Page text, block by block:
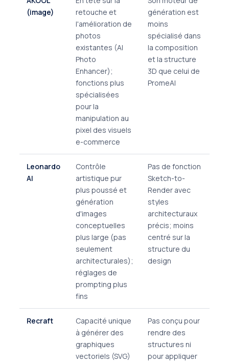
(image)
retouche et
l'amélioration de
photos
existantes (AI
Photo
Enhancer);
fonctions plus
spécialisées
pour la
manipulation au
pixel des visuels
e-commerce
génération est
moins
spécialisé dans
la composition
et la structure
3D que celui de
PromeAI
Leonardo
AI
Contrôle
artistique pur
plus poussé et
génération
d'images
conceptuelles
plus large (pas
seulement
architecturales);
réglages de
prompting plus
fins
Pas de fonction
Sketch-to-
Render avec
styles
architecturaux
précis; moins
centré sur la
structure du
design
Recraft
Capacité unique
à générer des
graphiques
vectoriels (SVG)
Pas conçu pour
rendre des
structures ni
pour appliquer